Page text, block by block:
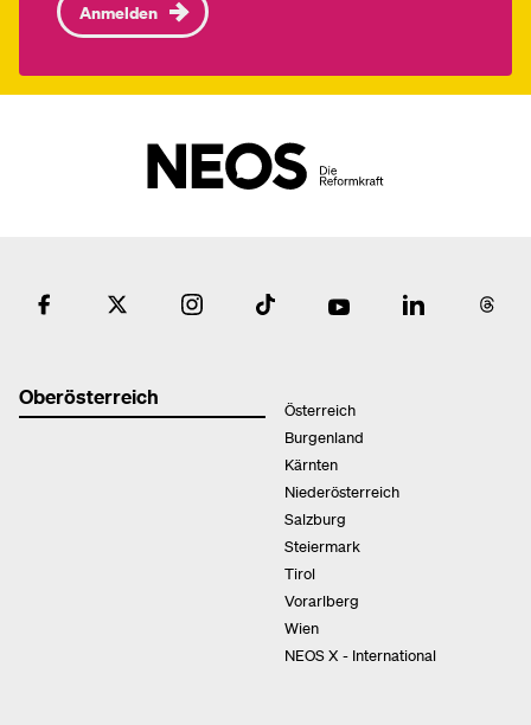
Anmelden
Oberösterreich
Österreich
Burgenland
Kärnten
Niederösterreich
Salzburg
Steiermark
Tirol
Vorarlberg
Wien
NEOS X - International